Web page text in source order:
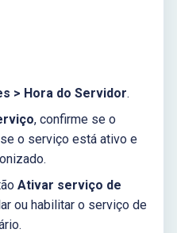
> Hora do Servidor.
, confirme se o
o serviço está ativo e
Ativar serviço de
ou habilitar o serviço de